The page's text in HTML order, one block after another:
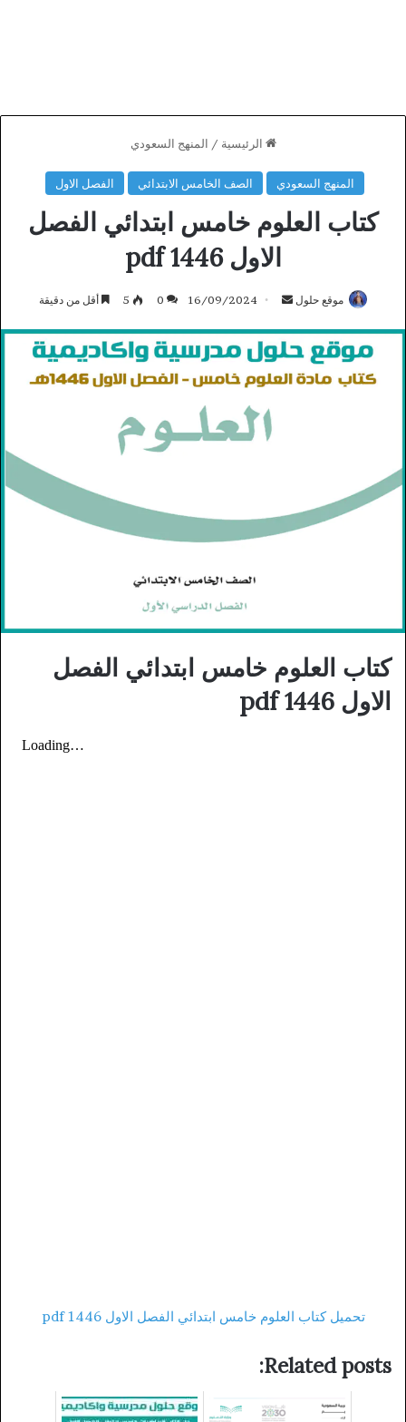
الرئيسية / المنهج السعودي
المنهج السعودي الصف الخامس الابتدائي الفصل الاول
كتاب العلوم خامس ابتدائي الفصل
الاول 1446 pdf
موقع حلول
أرسل
إلكترونيا
16/09/2024
0
5 أقل من دقيقة
كتاب العلوم خامس ابتدائي الفصل
الاول 1446 pdf
تحميل كتاب العلوم خامس ابتدائي الفصل الاول 1446 pdf
Related posts: